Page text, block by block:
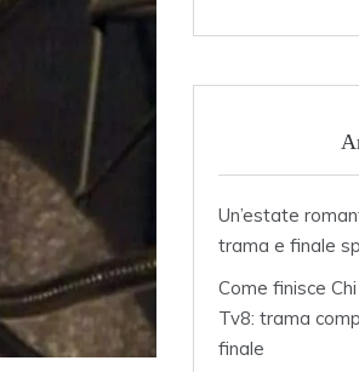
Un’estate
trama e finale
Come finisce
Tv8: trama
finale